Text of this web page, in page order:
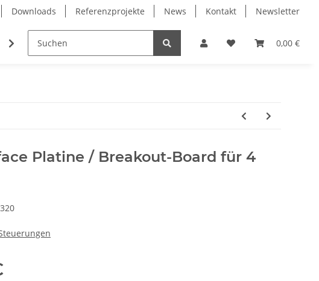
Downloads Referenzprojekte News Kontakt Newsletter
0,00 €
Elektro Lagertechnik Lineartechnik
Platine / Breakout-Board für 4